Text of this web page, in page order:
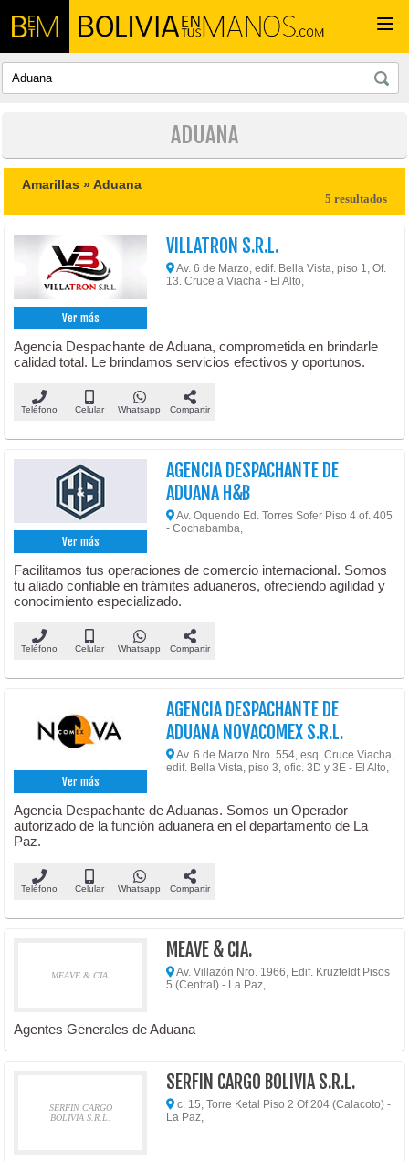
ADUANA
Amarillas »Aduana
5 resultados
Ver más
VILLATRON S.R.L.
Av. 6 de Marzo, edif. Bella Vista, piso 1, Of.
13. Cruce a Viacha - El Alto,
Agencia Despachante de Aduana, comprometida en brindarle
calidad total. Le brindamos servicios efectivos y oportunos.
Teléfono Celular Whatsapp Compartir
Ver más
AGENCIA DESPACHANTE DE
ADUANA H&B
Av. Oquendo Ed. Torres Sofer Piso 4 of. 405
- Cochabamba,
Facilitamos tus operaciones de comercio internacional. Somos
tu aliado confiable en trámites aduaneros, ofreciendo agilidad y
conocimiento especializado.
Teléfono Celular Whatsapp Compartir
Ver más
AGENCIA DESPACHANTE DE
ADUANA NOVACOMEX S.R.L.
Av. 6 de Marzo Nro. 554, esq. Cruce Viacha,
edif. Bella Vista, piso 3, ofic. 3D y 3E - El Alto,
Agencia Despachante de Aduanas. Somos un Operador
autorizado de la función aduanera en el departamento de La
Paz.
Teléfono Celular Whatsapp Compartir
MEAVE & CIA.
MEAVE & CIA.
Av. Villazón Nro. 1966, Edif. Kruzfeldt Pisos
5 (Central) - La Paz,
Agentes Generales de Aduana
SERFIN CARGO
BOLIVIA S.R.L.
SERFIN CARGO BOLIVIA S.R.L.
c. 15, Torre Ketal Piso 2 Of.204 (Calacoto) -
La Paz,